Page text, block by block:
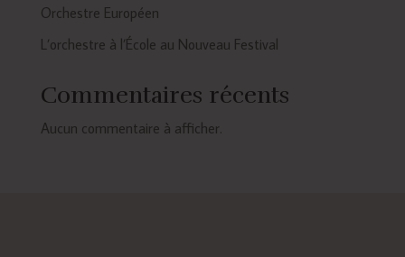
Orchestre Européen
L’orchestre à l’École au Nouveau Festival
Commentaires récents
Aucun commentaire à afficher.